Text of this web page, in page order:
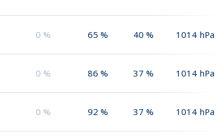
0 % 65 % 40 % 1014 hPa
0 % 86 % 37 % 1014 hPa
0 % 92 % 37 % 1014 hPa